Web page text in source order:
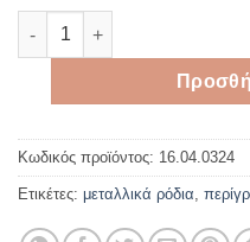
Ρόδια μεταλλικά σε
Κωδικός προϊόντος: 16.04.0324
Ετικέτες: μεταλλικά ρόδια,